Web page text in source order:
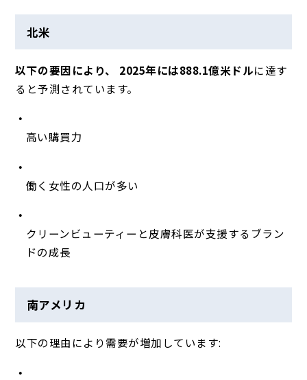
北米
以下の要因により、 2025年には888.1億米ドルに達す
ると予測されています。
高い購買力
働く女性の人口が多い
クリーンビューティーと皮膚科医が支援するブラン
ドの成長
南アメリカ
以下の理由により需要が増加しています: